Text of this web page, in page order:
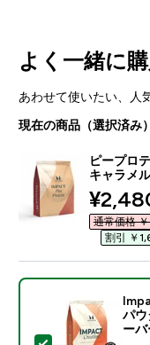
よく一緒に
あわせて使いたい、人
現在の商品（選択済み）
ピープロ
キャラメル
通常価格
割引 ￥
パ
ーバ